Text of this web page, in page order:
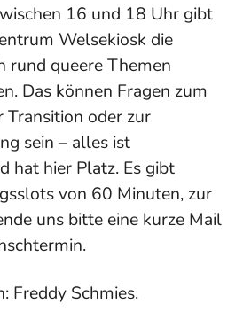
16 und 18 Uhr gibt
Welsekiosk die
rund queere Themen
Das können Fragen zum
Transition oder zur
sein – alles ist
hat hier Platz. Es gibt
von 60 Minuten, zur
uns bitte eine kurze Mail
Freddy Schmies.